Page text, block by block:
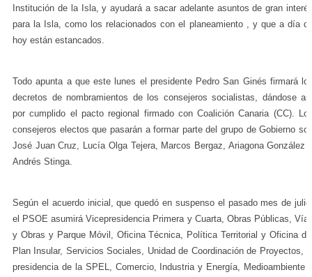
Institución de la Isla, y ayudará a sacar adelante asuntos de gran
para la Isla, como los relacionados con el planeamiento , y que a día
hoy están estancados.
Todo apunta a que este lunes el presidente Pedro San Ginés firmará
decretos de nombramientos de los consejeros socialistas, dándose
por cumplido el pacto regional firmado con Coalición Canaria (CC).
consejeros electos que pasarán a formar parte del grupo de Gobierno
José Juan Cruz, Lucía Olga Tejera, Marcos Bergaz, Ariagona González
Andrés Stinga.
Según el acuerdo inicial, que quedó en suspenso el pasado mes de
el PSOE asumirá Vicepresidencia Primera y Cuarta, Obras Públicas,
y Obras y Parque Móvil, Oficina Técnica, Política Territorial y Oficina
Plan Insular, Servicios Sociales, Unidad de Coordinación de Proyectos,
presidencia de la SPEL, Comercio, Industria y Energía, Medioambiente